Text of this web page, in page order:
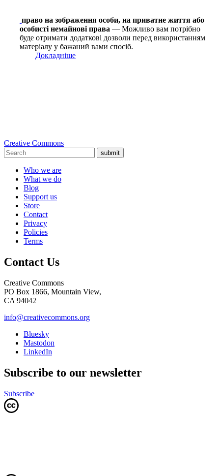
право на зображення особи, на приватне життя або
особисті немайнові права — Можливо вам потрібно
буде отримати додаткові дозволи перед використанням
матеріалу у бажаний вами спосіб.
Докладніше
Creative Commons
submit
Who we are
What we do
Blog
Support us
Store
Contact
Privacy
Policies
Terms
Contact Us
Creative Commons
PO Box 1866, Mountain View,
CA 94042
info@creativecommons.org
Bluesky
Mastodon
LinkedIn
Subscribe to our newsletter
Subscribe